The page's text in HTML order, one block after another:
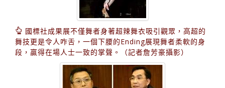
國標社成果展不僅舞者身著超辣舞衣吸引觀眾，高超的
舞技更是令人咋舌，一個下腰的Ending展現舞者柔軟的身
段，贏得在場人士一致的掌聲。（記者詹芳豪攝影）